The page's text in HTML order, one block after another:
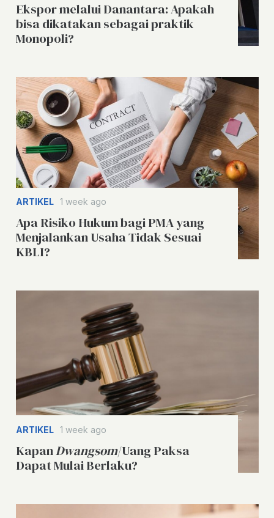
Ekspor melalui Danantara: Apakah
bisa dikatakan sebagai praktik
Monopoli?
ARTIKEL 1 week ago
Apa Risiko Hukum bagi PMA yang
Menjalankan Usaha Tidak Sesuai
KBLI?
ARTIKEL 1 week ago
KapanDwangsom/Uang Paksa
Dapat Mulai Berlaku?